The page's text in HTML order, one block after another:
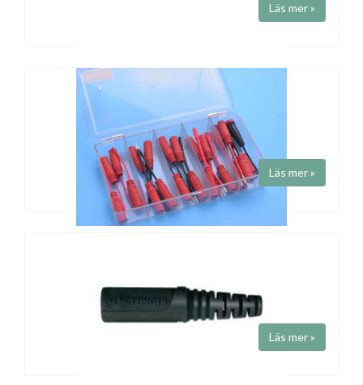
ADAPTERDON Pomona
Art.nr 35XX-POM-B
Pomona
Samtliga adapterdon har 4 mm bananstift-anslutning.
Guldplätterade stift och hylsor. Längd 75 - 90 mm.
Läs mer »
AWH-SK och 1 st. G/WR. Levereras i plastask.
Läs mer »
Läs mer »